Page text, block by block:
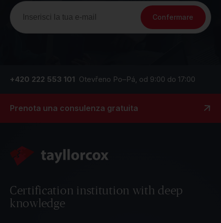
Confermare
+420 222 553 101 Otevřeno Po–Pá, od 9:00 do 17:00
Prenota una consulenza gratuita
Certification institution with deep
knowledge